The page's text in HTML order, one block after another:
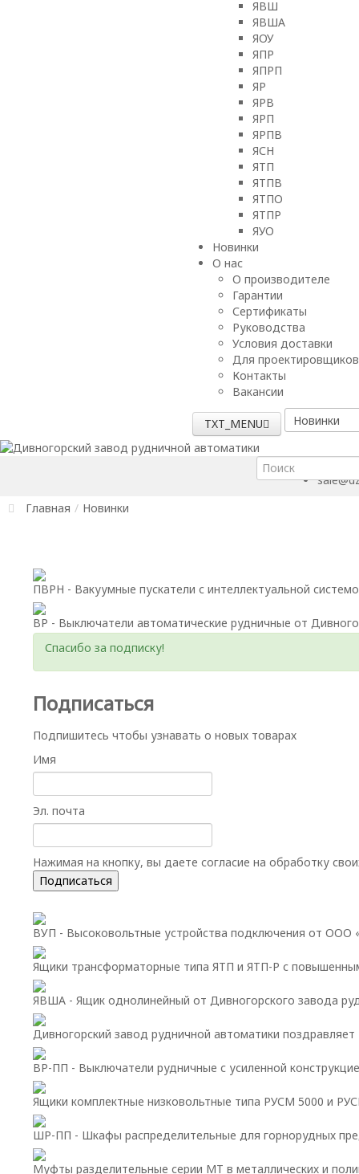
ЯВШ
ЯВША
ЯОУ
ЯПР
ЯПРП
ЯР
ЯРВ
ЯРП
ЯРПВ
ЯСН
ЯТП
ЯТПВ
ЯТПО
ЯТПР
ЯУО
Новинки
О нас
О производителе
Гарантии
Сертификаты
Руководства
Условия доставки
Для проектировщиков
Контакты
Вакансии
TXT_MENU
Главная / Новинки
ПВРН - Вакуумные пускатели с интеллектуальной
ВР - Выключатели автоматические рудничные от
Спасибо за подписку!
Подписаться
Подпишитесь чтобы узнавать о новых товарах
Имя
Эл. почта
Нажимая на кнопку, вы даете согласие на обработку
Подписаться
ВУП - Высоковольтные устройства подключения от ООО
Ящики трансформаторные типа ЯТП и ЯТП-Р с
ЯВША - Ящик однолинейный от Дивногорского завода
Дивногорский завод рудничной автоматики
ВР-ПП - Выключатели рудничные с усиленной
Ящики комплектные низковольтные типа РУСМ 5000 и
ШР-ПП - Шкафы распределительные для горнорудных
Муфты разделительные серии МТ в металлических и